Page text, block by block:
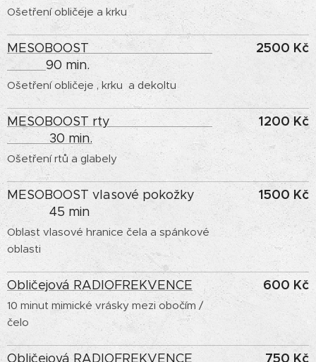
Ošetření obličeje a krku
MESOBOOST
90 min.
Ošetření obličeje , krku a dekoltu
2500 Kč
MESOBOOST rty
30 min.
Ošetření rtů a glabely
1200 Kč
MESOBOOST vlasové pokožky
45 min
Oblast vlasové hranice čela a spánkové
oblasti
1500 Kč
Obličejová RADIOFREKVENCE
10 minut mimické vrásky mezi obočím /
čelo
600 Kč
Obličejová RADIOFREKVENCE 750 Kč